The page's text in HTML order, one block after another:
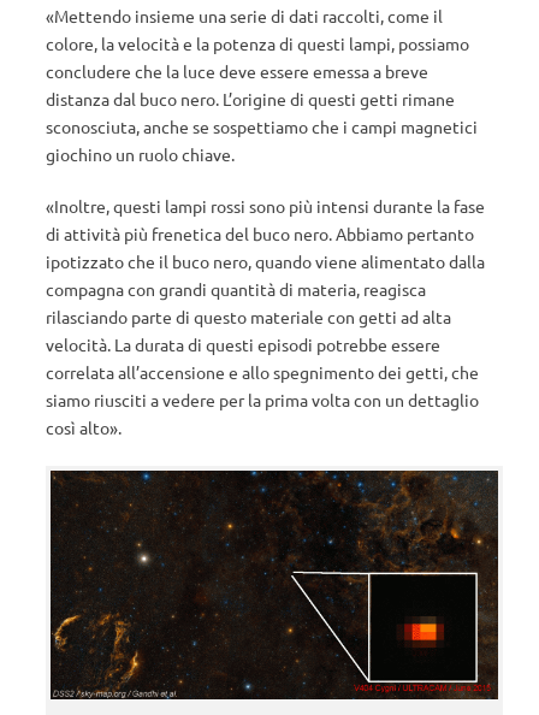
«Mettendo insieme una serie di dati raccolti, come il
colore, la velocità e la potenza di questi lampi, possiamo
concludere che la luce deve essere emessa a breve
distanza dal buco nero. L’origine di questi getti rimane
sconosciuta, anche se sospettiamo che i campi magnetici
giochino un ruolo chiave.
«Inoltre, questi lampi rossi sono più intensi durante la fase
di attività più frenetica del buco nero. Abbiamo pertanto
ipotizzato che il buco nero, quando viene alimentato dalla
compagna con grandi quantità di materia, reagisca
rilasciando parte di questo materiale con getti ad alta
velocità. La durata di questi episodi potrebbe essere
correlata all’accensione e allo spegnimento dei getti, che
siamo riusciti a vedere per la prima volta con un dettaglio
così alto».